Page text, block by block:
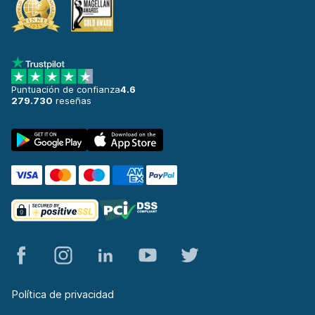
Santander
Santander Aeropuerto
desde 17,51 € al día
Santander Estación de tren
Santiago de Compostela
697 ofertas en 2 lugares
Santiago De Compostela Aeropuert
Segovia
Sevilla
Sevilla Aeropuerto
Puntuación de confianza4.6
279.730 reseñas
Política de privacidad